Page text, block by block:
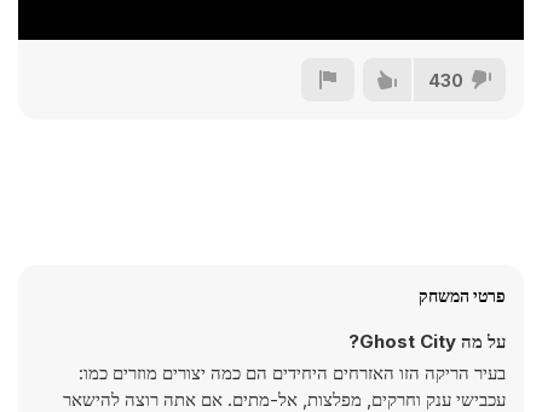
430
פרטי המשחק
על מה Ghost City?
בעיר הריקה הזו האזרחים היחידים הם כמה יצורים מוזרים כמו:
עכבישי ענק וחרקים, מפלצות, אל-מתים. אם אתה רוצה להישאר